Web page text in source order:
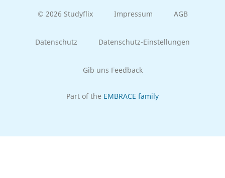
© 2026 Studyflix Impressum AGB
Datenschutz Datenschutz-Einstellungen
Gib uns Feedback
Part of the EMBRACE family